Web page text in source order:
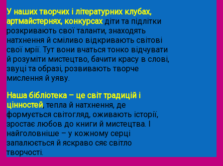
У наших творчих і літературних клубах,
артмайстернях, конкурсахдіти та підлітки
розкривають свої таланти, знаходять
натхнення й сміливо відкривають світові
свої мрії. Тут вони вчаться тонко відчувати
й розуміти мистецтво, бачити красу в слові,
звуці та образі, розвивають творче
мислення й уяву.
Наша бібліотека – це світ традицій і
цінностей, тепла й натхнення, де
формується світогляд, оживають історії,
зростає любов до книги й мистецтва. І
найголовніше – у кожному серці
запалюється й яскраво сяє світло
творчості.